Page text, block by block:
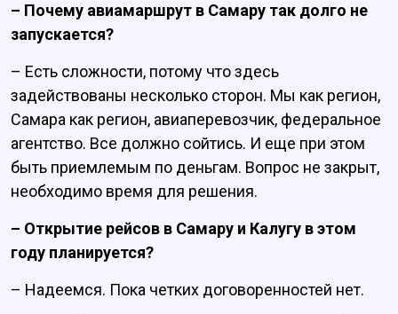
– Почему авиамаршрут в Самару так долго не
запускается?
– Есть сложности, потому что здесь
задействованы несколько сторон. Мы как регион,
Самара как регион, авиаперевозчик, федеральное
агентство. Все должно сойтись. И еще при этом
быть приемлемым по деньгам. Вопрос не закрыт,
необходимо время для решения.
– Открытие рейсов в Самару и Калугу в этом
году планируется?
– Надеемся. Пока четких договоренностей нет.